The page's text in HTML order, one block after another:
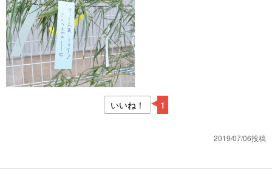
いいね！ 1
2019/07/06投稿